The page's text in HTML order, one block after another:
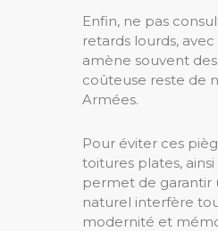
Enfin, ne pas
retards lourds,
amène souvent
coûteuse reste de
Armées.
Pour éviter ces
toitures plates,
permet de garantir
naturel interfère
modernité et